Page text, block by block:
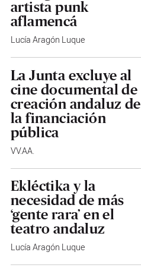
artista punk
aflamencá
Lucía Aragón Luque
La Junta excluye al
cine documental de
creación andaluz de
la financiación
pública
VV.AA.
Ekléctika y la
necesidad de más
‘gente rara’ en el
teatro andaluz
Lucía Aragón Luque